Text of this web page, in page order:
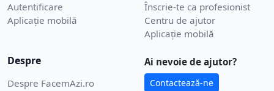
Autentificare
Aplicație mobilă
Înscrie-te ca profesionist
Centru de ajutor
Aplicație mobilă
Despre
Despre FacemAzi.ro
Ai nevoie de ajutor?
Contactează-ne